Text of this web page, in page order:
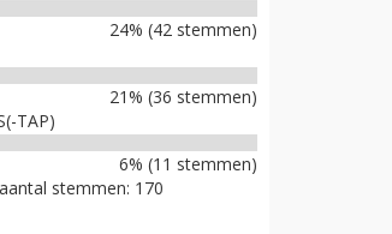
24% (42 stemmen)
21% (36 stemmen)
TAP)
6% (11 stemmen)
stemmen: 170